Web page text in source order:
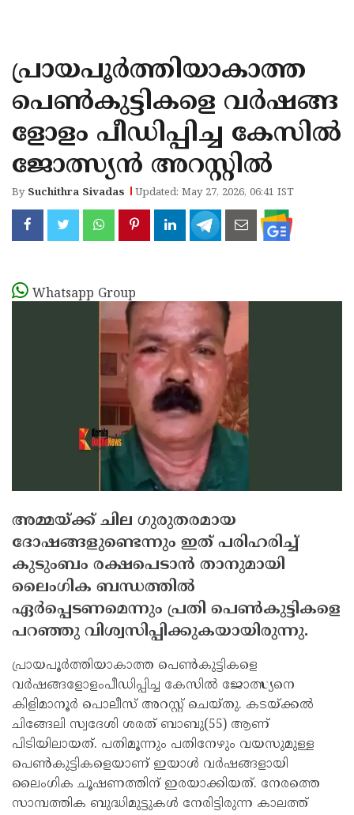
KANNUR
KASARAGOD
പ്രായപൂര്‍ത്തിയാകാത്ത
പെണ്‍കുട്ടികളെ വര്‍ഷങ്ങ
ളോളം പീഡിപ്പിച്ച കേസില്‍
ജോത്സ്യന്‍ അറസ്റ്റില്‍
By Suchithra Sivadas Updated: May 27, 2026, 06:41 IST
Whatsapp Group
അമ്മയ്ക്ക് ചില ഗുരുതരമായ
ദോഷങ്ങളുണ്ടെന്നും ഇത് പരിഹരിച്ച്
കുടുംബം രക്ഷപെടാന്‍ താനുമായി
ലൈംഗിക ബന്ധത്തില്‍
ഏര്‍പ്പെടണമെന്നും പ്രതി പെണ്‍കുട്ടികളെ
പറഞ്ഞു വിശ്വസിപ്പിക്കുകയായിരുന്നു.
പ്രായപൂര്‍ത്തിയാകാത്ത പെണ്‍കുട്ടികളെ
വര്‍ഷങ്ങളോളംപീഡിപ്പിച്ച കേസില്‍ ജോത്സ്യനെ
കിളിമാനൂര്‍ പൊലീസ് അറസ്റ്റ് ചെയ്തു. കടയ്ക്കല്‍
ചിങ്ങേലി സ്വദേശി ശരത് ബാബു(55) ആണ്
പിടിയിലായത്. പതിമൂന്നും പതിനേഴും വയസുമുള്ള
പെണ്‍കുട്ടികളെയാണ് ഇയാള്‍ വര്‍ഷങ്ങളായി
ലൈംഗിക ചൂഷണത്തിന് ഇരയാക്കിയത്. നേരത്തെ
സാമ്പത്തിക ബുദ്ധിമുട്ടുകള്‍ നേരിട്ടിരുന്ന കാലത്ത്